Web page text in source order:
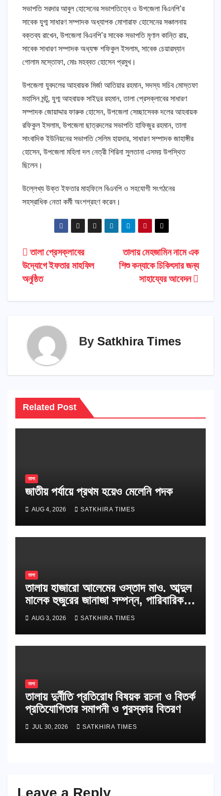
সভাপতি সরদার আবুল হোসেনের সভাপতিত্বে ও উপজেলা বিএনপি’র
সাবেক যুগ্ম সাধারণ সম্পাদক অধ্যাপক মোশারাফ হোসেনের সঞ্চালনায়
বক্তব্য রাখেন, উপজেলা বিএনপি’র সাবেক সভাপতি মৃণাল কান্তি রায়,
সাবেক সাধারণ সম্পাদক অধ্যক্ষ শফিকুল ইসলাম, সাবেক চেয়ারম্যান
গোলাম মস্তোফা, মোঃ মহব্বত হোসেন প্রমুখ।
উপজেলা যুবদলের আহবায়ক মির্জা আতিয়ার রহমান, সদস্য সচিব মোস্তফা
মহাসিন মন্টু, যুগ্ম আহবায়ক সাইদুর রহমান, তালা প্রেসক্লাবের সাধারণ
সম্পাদক জোয়াদ্দার ফারুক হোসেন, উপজেলা সেচ্ছাসেবক দলের আহবায়ক
রফিকুল ইসলাম, উপজেলা ছাত্রদলের সভাপতি হাফিজুর রহমান, তালা
সাংবাদিক ইউনিয়নের সভাপতি সেলিম হায়দার, সাধারণ সম্পাদক জাহাঙ্গীর
হোসেন, উপজেলা মহিলা দল নেত্রী শিরিনা সুলতানা এসময় উপস্থিত
ছিলেন।
উল্লেখ্য উক্ত ইফতার মাহফিলে বিএনপি ও সহযোগী সংগঠনের
সহস্রাধিক নেতা কর্মী অংশগ্রহণ করেন।
Post
navigation
তালায় মেহজামিন নামে এক
শিশু কন্যাকে চিকিৎসার জন্য
সাহায্যের আবেদন
তালা প্রেসক্লাবের
উদ্যোগে ইফতার মাহফিল
অনুষ্ঠিত
By Satkhira Times
Related Post
তালা
জাতীয় পর্যায়ে প্রথম হয়েও মেলেনি পদক
AUG 4, 2026 SATKHIRA TIMES
তালা
তালায় হাজারো আলেমের ওস্তাদ মাও. আব্দুল
মালেক হুজুরের জানাজা সম্পন্ন, পারিবারিক
কবরস্থানে দাফন
AUG 3, 2026 SATKHIRA TIMES
তালা
তালায় দুর্নীতি প্রতিরোধ বিষয়ক রচনা ও বিতর্ক
প্রতিযোগিতার সমাপনী ও পুরস্কার বিতরণ
JUL 30, 2026 SATKHIRA TIMES
Leave a Reply